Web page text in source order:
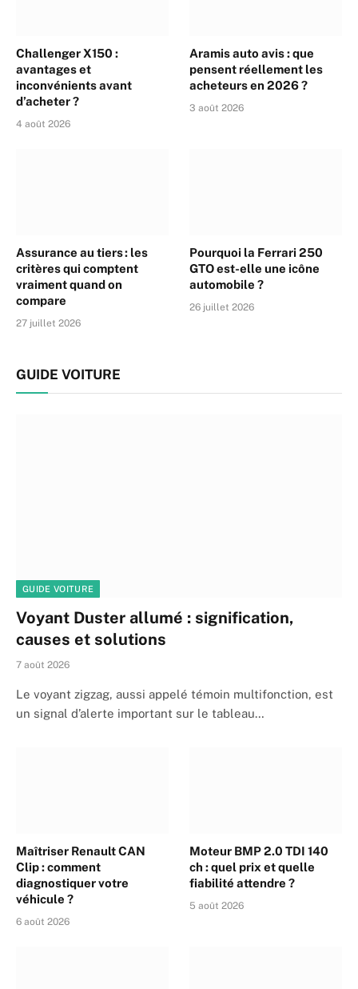
Challenger X150 :
avantages et
inconvénients avant
d’acheter ?
4 août 2026
Aramis auto avis : que
pensent réellement les
acheteurs en 2026 ?
3 août 2026
Assurance au tiers : les
critères qui comptent
vraiment quand on
compare
27 juillet 2026
Pourquoi la Ferrari 250
GTO est-elle une icône
automobile ?
26 juillet 2026
GUIDE VOITURE
GUIDE VOITURE
Voyant Duster allumé : signification,
causes et solutions
7 août 2026
Le voyant zigzag, aussi appelé témoin multifonction, est
un signal d’alerte important sur le tableau…
Maîtriser Renault CAN
Clip : comment
diagnostiquer votre
véhicule ?
6 août 2026
Moteur BMP 2.0 TDI 140
ch : quel prix et quelle
fiabilité attendre ?
5 août 2026